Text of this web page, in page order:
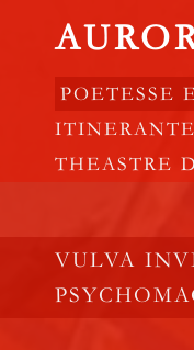
POETESSE
ITINERANTE
THEASTRE
VULVA